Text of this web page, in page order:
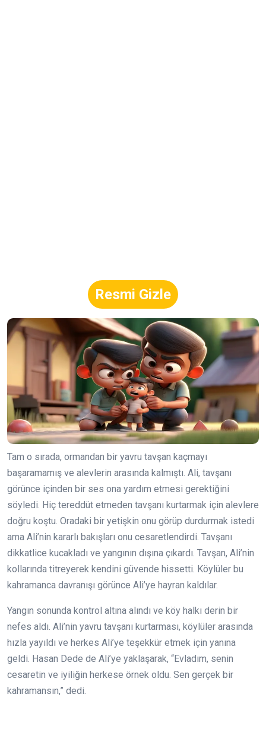
Resmi Gizle
Tam o sırada, ormandan bir yavru tavşan kaçmayı
başaramamış ve alevlerin arasında kalmıştı. Ali, tavşanı
görünce içinden bir ses ona yardım etmesi gerektiğini
söyledi. Hiç tereddüt etmeden tavşanı kurtarmak için alevlere
doğru koştu. Oradaki bir yetişkin onu görüp durdurmak istedi
ama Ali’nin kararlı bakışları onu cesaretlendirdi. Tavşanı
dikkatlice kucakladı ve yangının dışına çıkardı. Tavşan, Ali’nin
kollarında titreyerek kendini güvende hissetti. Köylüler bu
kahramanca davranışı görünce Ali’ye hayran kaldılar.
Yangın sonunda kontrol altına alındı ve köy halkı derin bir
nefes aldı. Ali’nin yavru tavşanı kurtarması, köylüler arasında
hızla yayıldı ve herkes Ali’ye teşekkür etmek için yanına
geldi. Hasan Dede de Ali’ye yaklaşarak, “Evladım, senin
cesaretin ve iyiliğin herkese örnek oldu. Sen gerçek bir
kahramansın,” dedi.